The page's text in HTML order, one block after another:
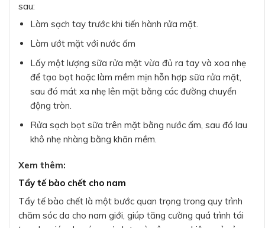
sau:
Làm sạch tay trước khi tiến hành rửa mặt.
Làm ướt mặt với nước ấm
Lấy một lượng sữa rửa mặt vừa đủ ra tay và xoa nhẹ
để tạo bọt hoặc làm mềm mịn hỗn hợp sữa rửa mặt,
sau đó mát xa nhẹ lên mặt bằng các đường chuyển
động tròn.
Rửa sạch bọt sữa trên mặt bằng nước ấm, sau đó lau
khô nhẹ nhàng bằng khăn mềm.
Xem thêm:
Tẩy tế bào chết cho nam
Tẩy tế bào chết là một bước quan trọng trong quy trình
chăm sóc da cho nam giới, giúp tăng cường quá trình tái